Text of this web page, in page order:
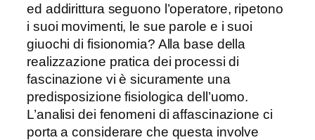
ed addirittura seguono l’operatore, ripetono
i suoi movimenti, le sue parole e i suoi
giuochi di fisionomia? Alla base della
realizzazione pratica dei processi di
fascinazione vi è sicuramente una
predisposizione fisiologica dell’uomo.
L’analisi dei fenomeni di affascinazione ci
porta a considerare che questa involve